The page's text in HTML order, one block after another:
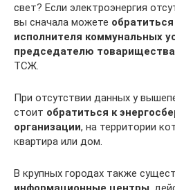
свет? Если электроэнергия
вы сначала можете
исполнителя коммунальных
председателю товарищества
ТСЖ.
При отсутствии данных у
стоит обратиться к
организации, на территории
квартира или дом.
В крупных городах также